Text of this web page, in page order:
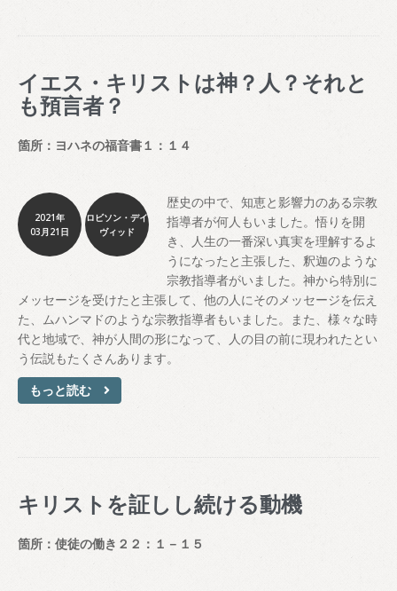
イエス・キリストは神？人？それと
も預言者？
箇所：ヨハネの福音書１：１４
2021年
03月21日
ロビソン・デイ
ヴィッド
歴史の中で、知恵と影響力のある宗教
指導者が何人もいました。悟りを開
き、人生の一番深い真実を理解するよ
うになったと主張した、釈迦のような
宗教指導者がいました。神から特別に
メッセージを受けたと主張して、他の人にそのメッセージを伝え
た、ムハンマドのような宗教指導者もいました。また、様々な時
代と地域で、神が人間の形になって、人の目の前に現われたとい
う伝説もたくさんあります。
もっと読む
キリストを証しし続ける動機
箇所：使徒の働き２２：１－１５